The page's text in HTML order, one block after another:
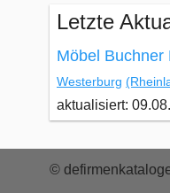
Letzte
Möbel Buchner
Westerburg
aktualisiert:
©